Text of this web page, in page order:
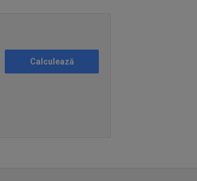
Calculează